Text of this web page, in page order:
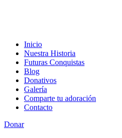
Inicio
Nuestra Historia
Futuras Conquistas
Blog
Donativos
Galería
Comparte tu adoración
Contacto
Donar